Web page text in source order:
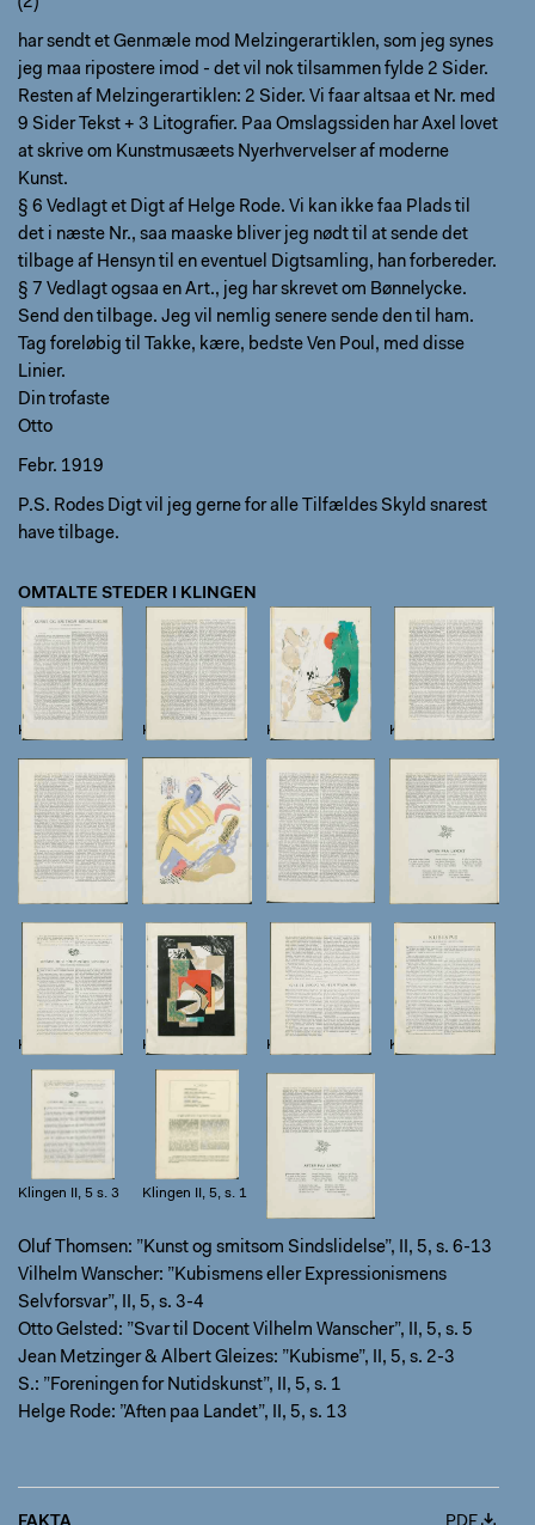
har sendt et Genmæle mod Melzingerartiklen, som jeg synes
jeg maa ripostere imod - det vil nok tilsammen fylde 2 Sider.
Resten af Melzingerartiklen: 2 Sider. Vi faar altsaa et Nr. med
9 Sider Tekst + 3 Litografier. Paa Omslagssiden har Axel lovet
at skrive om Kunstmusæets Nyerhvervelser af moderne
Kunst.
§ 6 Vedlagt et Digt af Helge Rode. Vi kan ikke faa Plads til
det i næste Nr., saa maaske bliver jeg nødt til at sende det
tilbage af Hensyn til en eventuel Digtsamling, han forbereder.
§ 7 Vedlagt ogsaa en Art., jeg har skrevet om Bønnelycke.
Send den tilbage. Jeg vil nemlig senere sende den til ham.
Tag foreløbig til Takke, kære, bedste Ven Poul, med disse
Linier.
Din trofaste
Otto
Febr. 1919
P.S. Rodes Digt vil jeg gerne for alle Tilfældes Skyld snarest
have tilbage.
OMTALTE STEDER I KLINGEN
Klingen II, 5, s. 6 Klingen II, 5, s. 7 Klingen II, 5, s. 8 Klingen II, 5, s. 9
Klingen II, 5, s.
Klingen II, 5, s.
Klingen II, 5, s.
12
Klingen II, 5, s.
Klingen II, 5, s. 3 Klingen II, 5, s. 4 Klingen II, 5, s. 5 Klingen II, 5 s. 2
Klingen II, 5 s. 3 Klingen II, 5, s. 1
Klingen II, 5, s.
Oluf Thomsen: ”Kunst og smitsom Sindslidelse”, II, 5, s. 6-13
Vilhelm Wanscher: ”Kubismens eller Expressionismens
Selvforsvar”, II, 5, s. 3-4
Otto Gelsted: ”Svar til Docent Vilhelm Wanscher”, II, 5, s. 5
Jean Metzinger & Albert Gleizes: ”Kubisme”, II, 5, s. 2-3
S.: ”Foreningen for Nutidskunst”, II, 5, s. 1
Helge Rode: ”Aften paa Landet”, II, 5, s. 13